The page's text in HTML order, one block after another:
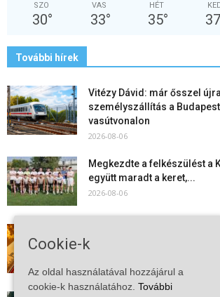
SZO
30°
VAS
33°
HÉT
35° 37
További hírek
Vitézy Dávid: már ősszel
személyszállítás a
vasútvonalon
2026-08-06
Megkezdte a felkészülést a
együtt maradt a keret,...
2026-08-06
Mi történik Európa felett?
szabadulni a kontinens a...
Cookie-k
Az oldal használatával hozzájárul a
cookie-k használatához. További